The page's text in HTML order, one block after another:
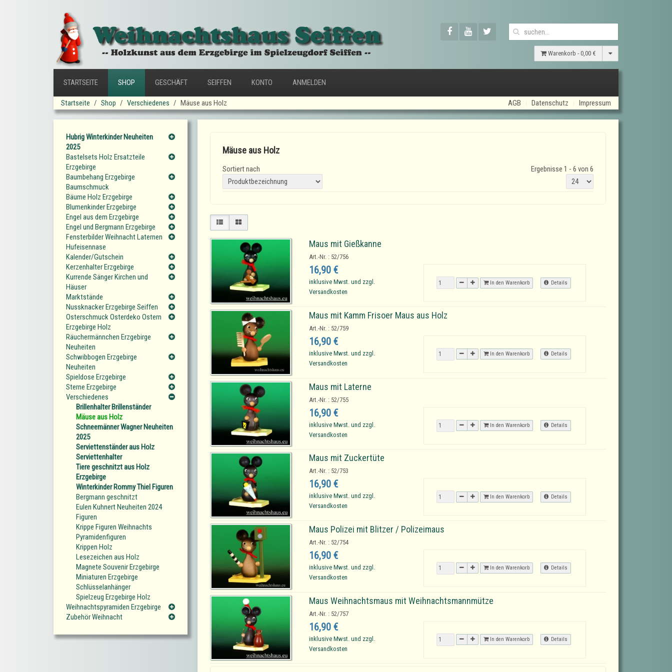
Warenkorb - 0,00 €
STARTSEITE SHOP GESCHÄFT SEIFFEN KONTO ANMELDEN
Startseite Shop Verschiedenes Mäuse aus Holz AGB Datenschutz Impressum
Mäuse aus Holz
Sortiert nach Ergebnisse 1 - 6 von 6
Maus mit Gießkanne
Art.-Nr. : 52/756
16,90 €
inklusive Mwst. und zzgl.
Versandkosten
In den Warenkorb Details
Maus mit Kamm Frisoer Maus aus Holz
Art.-Nr. : 52/759
16,90 €
inklusive Mwst. und zzgl.
Versandkosten
In den Warenkorb Details
Maus mit Laterne
Art.-Nr. : 52/755
16,90 €
inklusive Mwst. und zzgl.
Versandkosten
In den Warenkorb Details
Maus mit Zuckertüte
Art.-Nr. : 52/753
16,90 €
inklusive Mwst. und zzgl.
Versandkosten
In den Warenkorb Details
Maus Polizei mit Blitzer / Polizeimaus
Art.-Nr. : 52/754
16,90 €
inklusive Mwst. und zzgl.
Versandkosten
In den Warenkorb Details
Maus Weihnachtsmaus mit Weihnachtsmannmütze
Art.-Nr. : 52/757
16,90 €
inklusive Mwst. und zzgl.
Versandkosten
In den Warenkorb Details
Hubrig Winterkinder Neuheiten
2025
Bastelsets Holz Ersatzteile
Erzgebirge
Baumbehang Erzgebirge
Baumschmuck
Bäume Holz Erzgebirge
Blumenkinder Erzgebirge
Engel aus dem Erzgebirge
Engel und Bergmann Erzgebirge
Fensterbilder Weihnacht Laternen
Hufeisennase
Kalender/Gutschein
Kerzenhalter Erzgebirge
Kurrende Sänger Kirchen und
Häuser
Marktstände
Nussknacker Erzgebirge Seiffen
Osterschmuck Osterdeko Ostern
Erzgebirge Holz
Räuchermännchen Erzgebirge
Neuheiten
Schwibbogen Erzgebirge
Neuheiten
Spieldose Erzgebirge
Sterne Erzgebirge
Verschiedenes
Brillenhalter Brillenständer
Mäuse aus Holz
Schneemänner Wagner Neuheiten
2025
Serviettenständer aus Holz
Serviettenhalter
Tiere geschnitzt aus Holz
Erzgebirge
Winterkinder Rommy Thiel Figuren
Bergmann geschnitzt
Eulen Kuhnert Neuheiten 2024
Figuren
Krippe Figuren Weihnachts
Pyramidenfiguren
Krippen Holz
Lesezeichen aus Holz
Magnete Souvenir Erzgebirge
Miniaturen Erzgebirge
Schlüsselanhänger
Spielzeug Erzgebirge Holz
Weihnachtspyramiden Erzgebirge
Zubehör Weihnacht